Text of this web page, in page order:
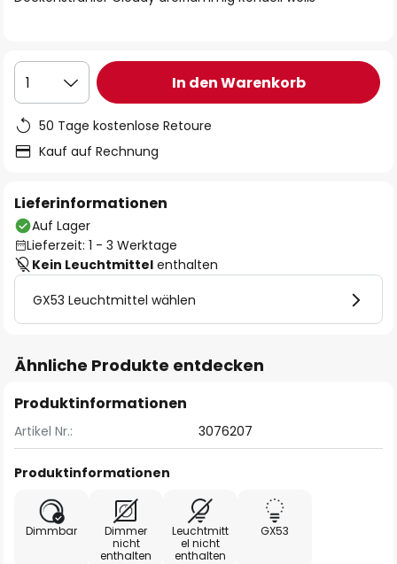
1 In den Warenkorb
50 Tage kostenlose Retoure
Kauf auf Rechnung
Lieferinformationen
Auf Lager
Lieferzeit: 1 - 3 Werktage
Kein Leuchtmittel enthalten
GX53 Leuchtmittel wählen
Ähnliche Produkte entdecken
Produktinformationen
Artikel Nr.: 3076207
Produktinformationen
Dimmbar
Dimmer
nicht
enthalten
Leuchtmitt
el nicht
enthalten
GX53